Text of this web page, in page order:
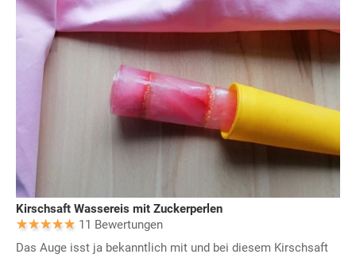
Kirschsaft Wassereis mit Zuckerperlen
11 Bewertungen
Das Auge isst ja bekanntlich mit und bei diesem Kirschsaft